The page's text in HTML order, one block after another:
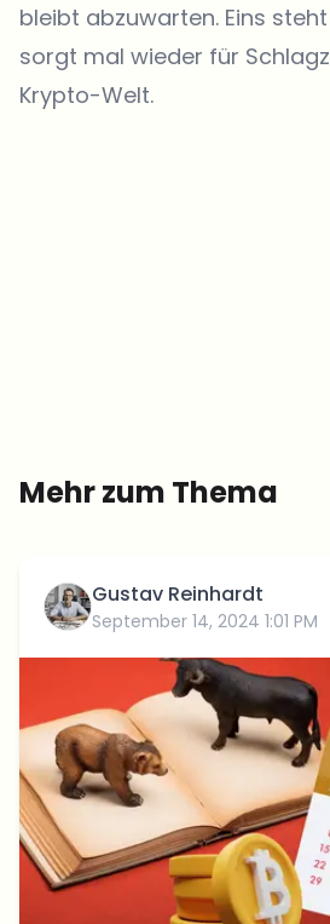
bleibt abzuwarten. Eins
sorgt mal wieder für
Krypto-Welt.
Mehr zum Thema
Gustav Reinhardt
September 14, 2024 1:01 PM